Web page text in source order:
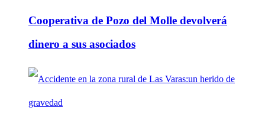
Cooperativa de Pozo del Molle devolverá
dinero a sus asociados